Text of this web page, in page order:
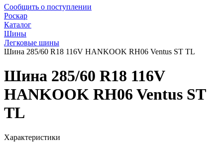
Сообщить о поступлении
Роскар
Каталог
Шины
Легковые шины
Шина 285/60 R18 116V HANKOOK RH06 Ventus ST TL
Шина 285/60 R18 116V
HANKOOK RH06 Ventus ST
TL
Характеристики